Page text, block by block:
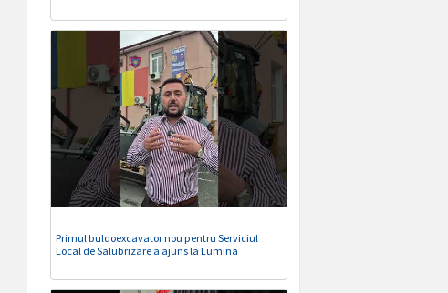
Primul buldoexcavator nou pentru Serviciul
Local de Salubrizare a ajuns la Lumina